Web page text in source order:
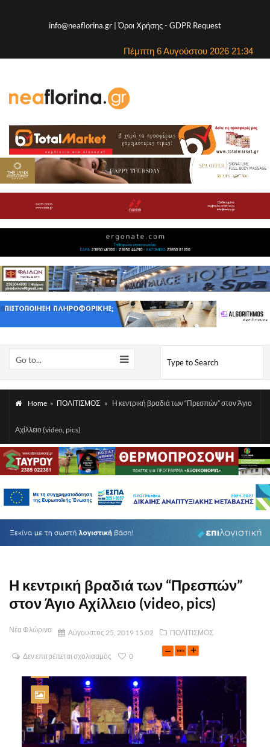
info@neaflorina.gr |Όροι Χρήσης- GDPR Request
Πέμπτη 6 Αυγούστου 2026 21:34
Go to...
Home » ΠΟΛΙΤΙΣΜΟΣ » Η κεντρική βραδιά των “Πρεσπών” στον Άγιο
Αχίλλειο (video, pics)
Η κεντρική βραδιά των “Πρεσπών”
στον Άγιο Αχίλλειο (video, pics)
Νέα Φλώρινα Αύγουστος 25, 2019 15:02 ΠΟΛΙΤΙΣΜΟΣ
Δεν επιτρέπεται σχολιασμός 0